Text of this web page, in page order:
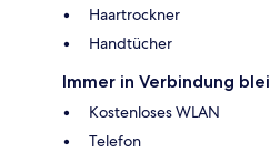
Haartrockner
Handtücher
Immer in Verbindung
Kostenloses WLAN
Telefon